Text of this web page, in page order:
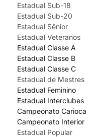
Estadual Sub-18
Estadual Sub-20
Estadual Sênior
Estadual Veteranos
Estadual Classe A
Estadual Classe B
Estadual Classe C
Estadual de Mestres
Estadual Feminino
Estadual Interclubes
Campeonato Carioca
Campeonato Interior
Estadual Popular